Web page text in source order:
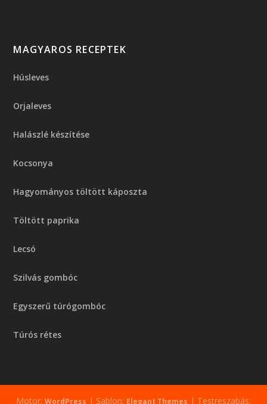
MAGYAROS RECEPTEK
Húsleves
Orjaleves
Halászlé készítése
Kocsonya
Hagyományos töltött káposzta
Töltött paprika
Lecsó
Szilvás gombóc
Egyszerű túrógombóc
Túrós rétes
Motor: WordPress | Sablon: Elegant Themes | Testreszabás: